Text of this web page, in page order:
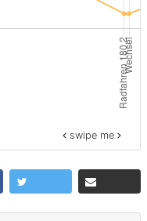
swipe me